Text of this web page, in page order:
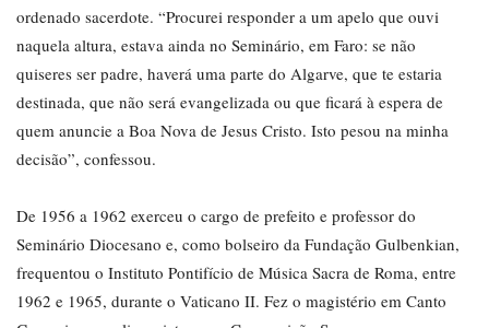
ordenado sacerdote. “Procurei responder a um apelo que ouvi
naquela altura, estava ainda no Seminário, em Faro: se não
quiseres ser padre, haverá uma parte do Algarve, que te estaria
destinada, que não será evangelizada ou que ficará à espera de
quem anuncie a Boa Nova de Jesus Cristo. Isto pesou na minha
decisão”, confessou.
De 1956 a 1962 exerceu o cargo de prefeito e professor do
Seminário Diocesano e, como bolseiro da Fundação Gulbenkian,
frequentou o Instituto Pontifício de Música Sacra de Roma, entre
1962 e 1965, durante o Vaticano II. Fez o magistério em Canto